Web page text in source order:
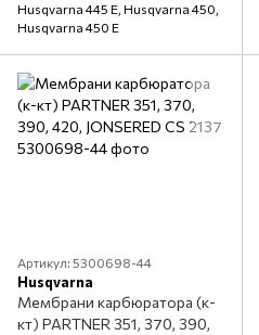
Husqvarna 445 E, Husqvarna 450,
Husqvarna 450 E
Артикул: 5300698-44
Husqvarna
Мембрани карбюратора (к-
кт) PARTNER 351, 370, 390,